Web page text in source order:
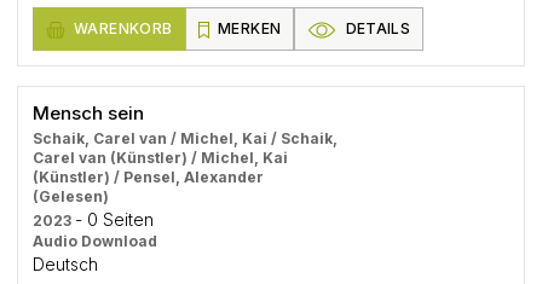
WARENKORB MERKEN DETAILS
Mensch sein
Schaik, Carel van / Michel, Kai / Schaik,
Carel van (Künstler) / Michel, Kai
(Künstler) / Pensel, Alexander
(Gelesen)
2023 - 0 Seiten
Audio Download
Deutsch